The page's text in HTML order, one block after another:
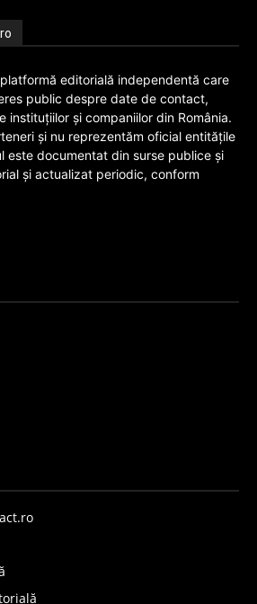
editorială independentă care
public despre date de contact,
instituțiilor și companiilor din România.
și nu reprezentăm oficial entitățile
este documentat din surse publice și
și actualizat periodic, conform